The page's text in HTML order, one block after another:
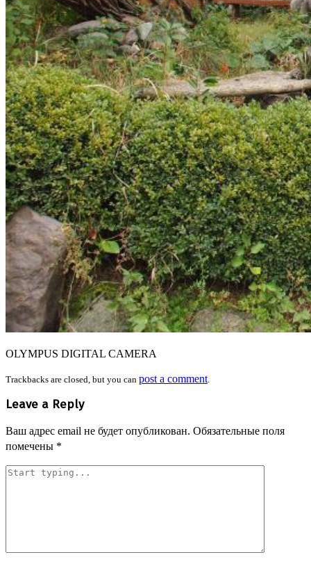
OLYMPUS DIGITAL CAMERA
Trackbacks are closed, but you can post a comment.
Leave a Reply
Ваш адрес email не будет опубликован. Обязательные поля
помечены *